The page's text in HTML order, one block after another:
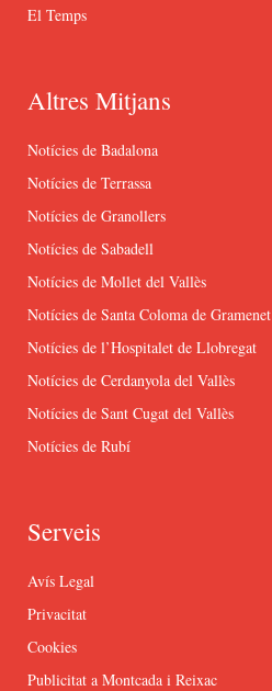
El Temps
Altres Mitjans
Notícies de Badalona
Notícies de Terrassa
Notícies de Granollers
Notícies de Sabadell
Notícies de Mollet del Vallès
Notícies de Santa Coloma de Gramenet
Notícies de l’Hospitalet de Llobregat
Notícies de Cerdanyola del Vallès
Notícies de Sant Cugat del Vallès
Notícies de Rubí
Serveis
Avís Legal
Privacitat
Cookies
Publicitat a Montcada i Reixac